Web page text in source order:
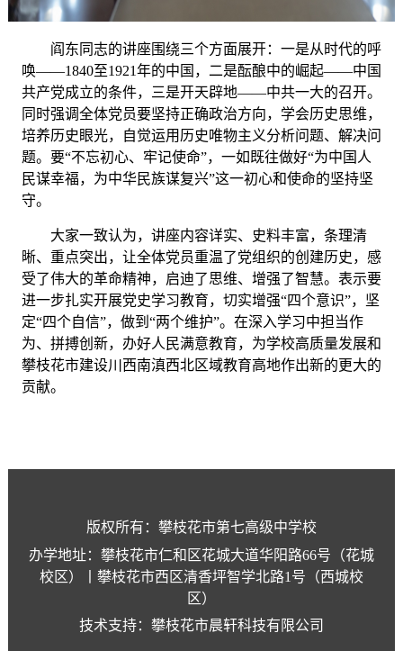
阎东同志的讲座围绕三个方面展开：一是从时代的呼
唤——1840至1921年的中国，二是酝酿中的崛起——中国
共产党成立的条件，三是开天辟地——中共一大的召开。
同时强调全体党员要坚持正确政治方向，学会历史思维，
培养历史眼光，自觉运用历史唯物主义分析问题、解决问
题。要“不忘初心、牢记使命”，一如既往做好“为中国人
民谋幸福，为中华民族谋复兴”这一初心和使命的坚持坚
守。
大家一致认为，讲座内容详实、史料丰富，条理清
晰、重点突出，让全体党员重温了党组织的创建历史，感
受了伟大的革命精神，启迪了思维、增强了智慧。表示要
进一步扎实开展党史学习教育，切实增强“四个意识”，坚
定“四个自信”，做到“两个维护”。在深入学习中担当作
为、拼搏创新， 办好人民满意教育，为学校高质量发展和
攀枝花市建设川西南滇西北区域教育高地作出新的更大的
贡献。
版权所有：攀枝花市第七高级中学校
办学地址：攀枝花市仁和区花城大道华阳路66号（花城
校区）丨攀枝花市西区清香坪智学北路1号（西城校
区）
技术支持：攀枝花市晨轩科技有限公司